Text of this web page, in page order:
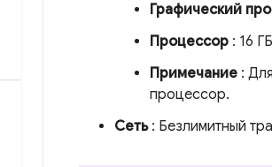
Графический
Процессор : 16
Примечание :
процессор.
Сеть: Безлимитный